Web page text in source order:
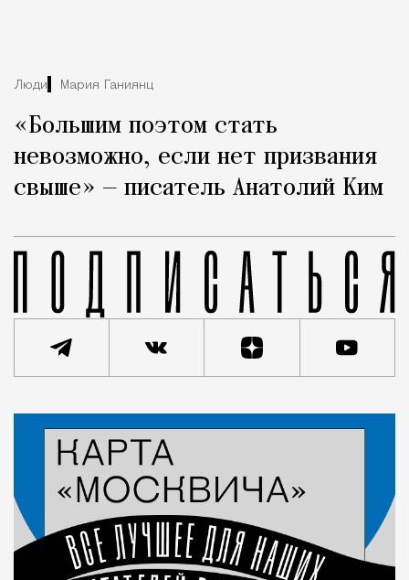
Люди Мария Ганиянц
«Большим поэтом стать
невозможно, если нет призвания
свыше» — писатель Анатолий Ким